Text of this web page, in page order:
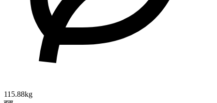
115.88kg